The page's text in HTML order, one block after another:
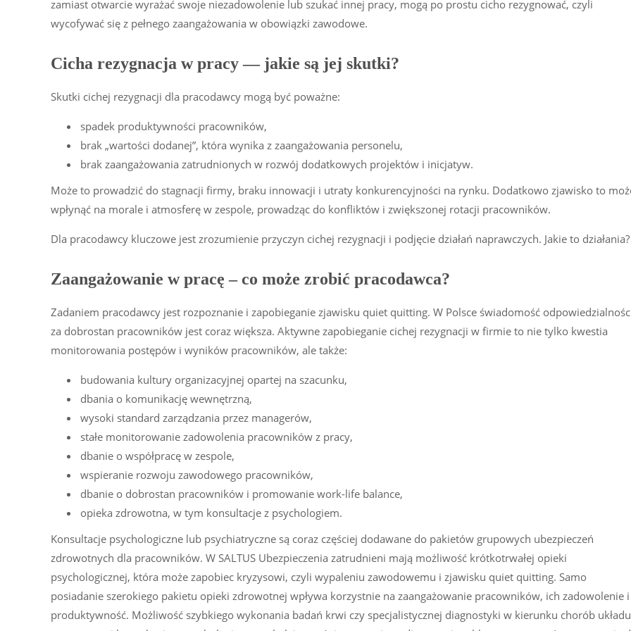
zamiast otwarcie wyrażać swoje niezadowolenie lub szukać innej pracy, mogą po prostu cicho rezygnować, czyli
wycofywać się z pełnego zaangażowania w obowiązki zawodowe.
Cicha rezygnacja w pracy — jakie są jej skutki?
Skutki cichej rezygnacji dla pracodawcy mogą być poważne:
spadek produktywności pracowników,
brak „wartości dodanej”, która wynika z zaangażowania personelu,
brak zaangażowania zatrudnionych w rozwój dodatkowych projektów i inicjatyw.
Może to prowadzić do stagnacji firmy, braku innowacji i utraty konkurencyjności na rynku. Dodatkowo zjawisko to
wpłynąć na morale i atmosferę w zespole, prowadząc do konfliktów i zwiększonej rotacji pracowników.
Dla pracodawcy kluczowe jest zrozumienie przyczyn cichej rezygnacji i podjęcie działań naprawczych. Jakie to działania?
Zaangażowanie w pracę – co może zrobić pracodawca?
Zadaniem pracodawcy jest rozpoznanie i zapobieganie zjawisku quiet quitting. W Polsce świadomość
za dobrostan pracowników jest coraz większa. Aktywne zapobieganie cichej rezygnacji w firmie to nie tylko kwestia
monitorowania postępów i wyników pracowników, ale także:
budowania kultury organizacyjnej opartej na szacunku,
dbania o komunikację wewnętrzną,
wysoki standard zarządzania przez managerów,
stałe monitorowanie zadowolenia pracowników z pracy,
dbanie o współpracę w zespole,
wspieranie rozwoju zawodowego pracowników,
dbanie o dobrostan pracowników i promowanie work-life balance,
opieka zdrowotna, w tym konsultacje z psychologiem.
Konsultacje psychologiczne lub psychiatryczne są coraz częściej dodawane do pakietów grupowych ubezpieczeń
zdrowotnych dla pracowników. W SALTUS Ubezpieczenia zatrudnieni mają możliwość krótkotrwałej opieki
psychologicznej, która może zapobiec kryzysowi, czyli wypaleniu zawodowemu i zjawisku quiet quitting. Samo
posiadanie szerokiego pakietu opieki zdrowotnej wpływa korzystnie na zaangażowanie pracowników, ich zadowolenie i
produktywność. Możliwość szybkiego wykonania badań krwi czy specjalistycznej diagnostyki w kierunku chorób układu